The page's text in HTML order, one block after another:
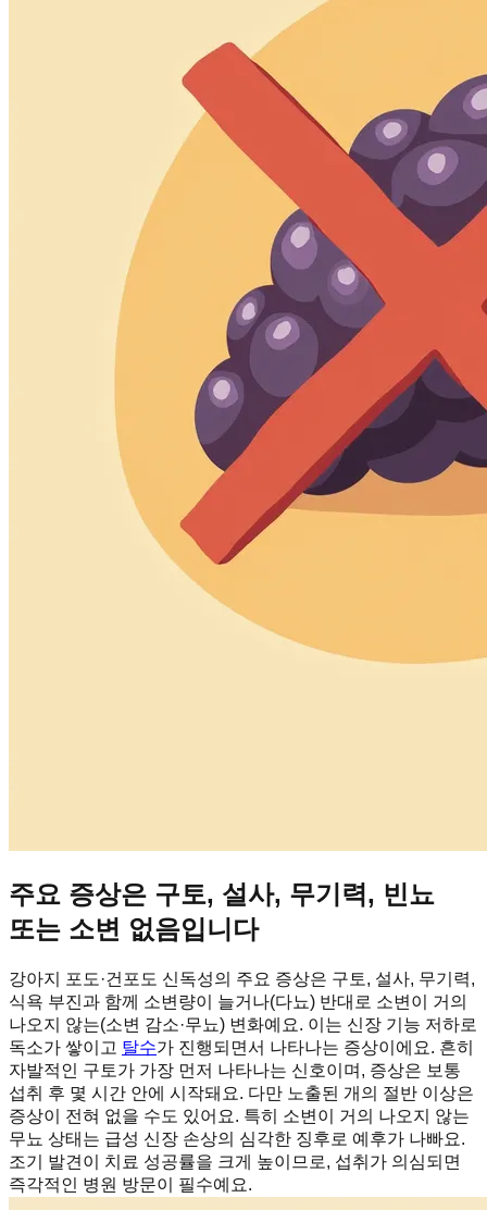
주요 증상은 구토, 설사, 무기력, 빈뇨
또는 소변 없음입니다
강아지 포도·건포도 신독성의 주요 증상은 구토, 설사, 무기력,
식욕 부진과 함께 소변량이 늘거나(다뇨) 반대로 소변이 거의
나오지 않는(소변 감소·무뇨) 변화예요. 이는 신장 기능 저하로
독소가 쌓이고 탈수가 진행되면서 나타나는 증상이에요. 흔히
자발적인 구토가 가장 먼저 나타나는 신호이며, 증상은 보통
섭취 후 몇 시간 안에 시작돼요. 다만 노출된 개의 절반 이상은
증상이 전혀 없을 수도 있어요. 특히 소변이 거의 나오지 않는
무뇨 상태는 급성 신장 손상의 심각한 징후로 예후가 나빠요.
조기 발견이 치료 성공률을 크게 높이므로, 섭취가 의심되면
즉각적인 병원 방문이 필수예요.